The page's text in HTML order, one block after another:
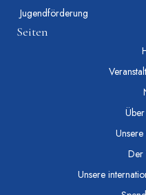
Jugendförderung
Seiten
Der
Unsere